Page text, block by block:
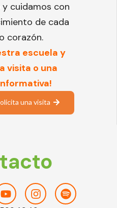
cuidamos con
de cada
corazón.
escuela y
visita o una
una visita
YoutubeInstagramSpotify